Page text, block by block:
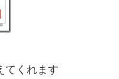
てくれます